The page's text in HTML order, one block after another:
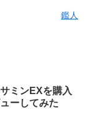
鑑人
ミンEXを購入
ーしてみた